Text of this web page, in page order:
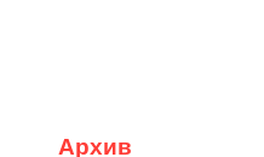
Архив